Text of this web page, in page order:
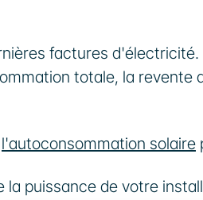
factures
totale, la revente
l'autoconsommation solaire
puissance de votre